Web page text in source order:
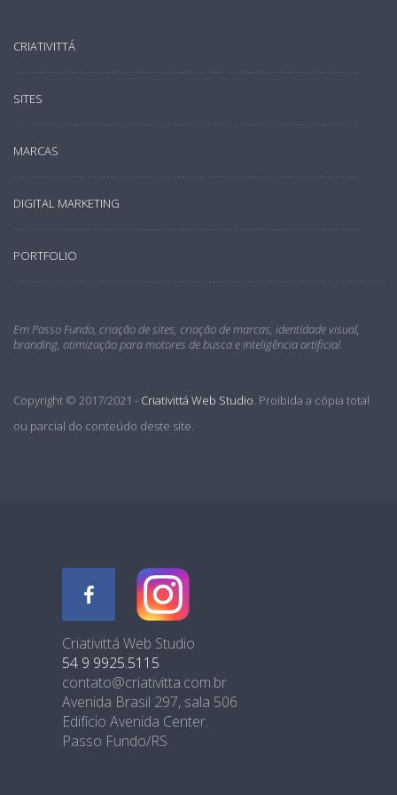
CRIATIVITTÁ
SITES
MARCAS
DIGITAL MARKETING
PORTFOLIO
Em Passo Fundo, criação de sites, criação de marcas, identidade visual,
branding, otimização para motores de busca e inteligência artificial.
Copyright © 2017/2021 - Criativittá Web Studio. Proibida a cópia total
ou parcial do conteúdo deste site.
Criativittá Web Studio
54 9 9925.5115
contato@criativitta.com.br
Avenida Brasil 297, sala 506
Edifício Avenida Center.
Passo Fundo/RS